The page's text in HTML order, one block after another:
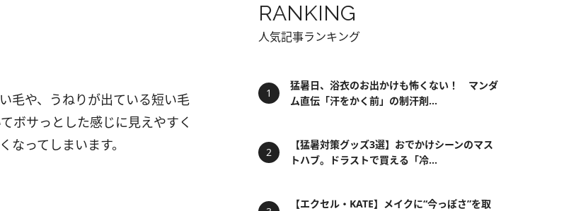
毛や、うねりが出ている短い毛
ボサっとした感じに見えやすく
なってしまいます。
RANKING
人気記事ランキング
猛暑日、浴衣のお出かけも怖くない！ マンダ
ム直伝「汗をかく前」の制汗剤...
【猛暑対策グッズ3選】おでかけシーンのマス
トハブ。ドラストで買える「冷...
【エクセル・KATE】メイクに“今っぽさ”を取